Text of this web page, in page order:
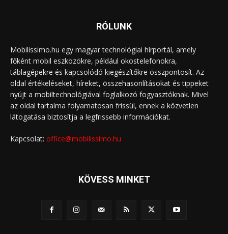
RÓLUNK
Mobilissimo.hu egy magyar technológiai hírportál, amely
főként mobil eszközökre, például okostelefonokra,
táblagépekre és kapcsolódó kiegészítőkre összpontosít. Az
oldal értékeléseket, híreket, összehasonlításokat és tippeket
nyújt a mobiltechnológiával foglalkozó fogyasztóknak. Mivel
az oldal tartalma folyamatosan frissül, ennek a közvetlen
látogatása biztosítja a legfrissebb információkat.
Kapcsolat: office@mobilissimo.hu
KÖVESS MINKET